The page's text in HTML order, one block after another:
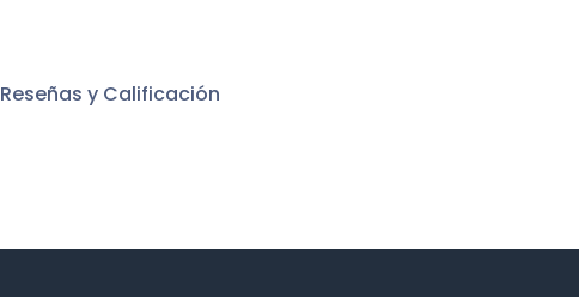
Reseñas y Calificación